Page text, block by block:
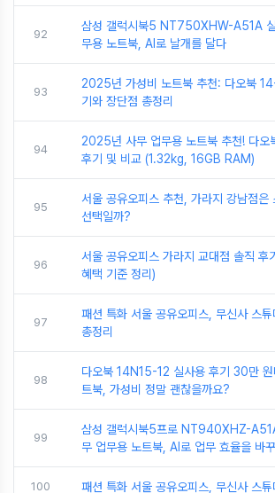
92
삼성 갤럭시북5 NT750XHW-A51A
무용 노트북, AI로 날개를 달다
93
2025년 가성비 노트북 추천: 다오북
기와 장단점 총정리
94
2025년 사무 업무용 노트북 추천! 다
후기 및 비교 (1.32kg, 16GB RAM)
95
서울 공유오피스 추천, 가라지 강남점은
선택일까?
96
서울 공유오피스 가라지 교대점 솔직
혜택 기준 정리)
97
패션 특화 서울 공유오피스, 무신사 스
총정리
98
다오북 14N15-12 실사용 후기 30만 원
트북, 가성비 정말 괜찮을까요?
99
삼성 갤럭시북5프로 NT940XHZ-
무 업무용 노트북, AI로 업무 효율을 바
100 패션 특화 서울 공유오피스, 무신사 스